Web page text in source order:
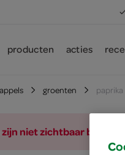
producten acties
groenten paprika
niet zichtbaar bij de